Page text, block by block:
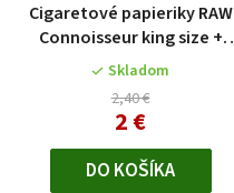
Cigaretové papieriky RAW
Connoisseur king size +
předrolované filtre
Skladom
2,40 €
2 €
DO KOŠÍKA